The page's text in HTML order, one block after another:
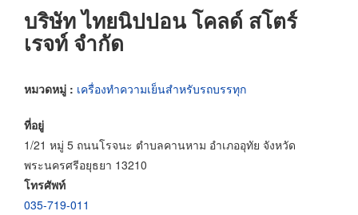
บริษัท ไทยนิปปอน โคลด์ สโตร์
เรจท์ จำกัด
หมวดหมู่ : เครื่องทำความเย็นสำหรับรถบรรทุก
ที่อยู่
1/21 หมู่ 5 ถนนโรจนะ ตำบลคานหาม อำเภออุทัย จังหวัด
พระนครศรีอยุธยา 13210
โทรศัพท์
035-719-011